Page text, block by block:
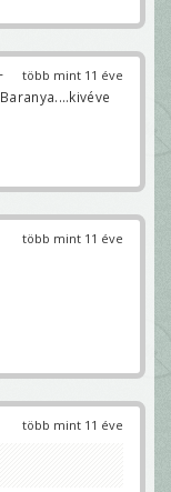
több mint 11 éve
több mint 11 éve
több mint 11 éve